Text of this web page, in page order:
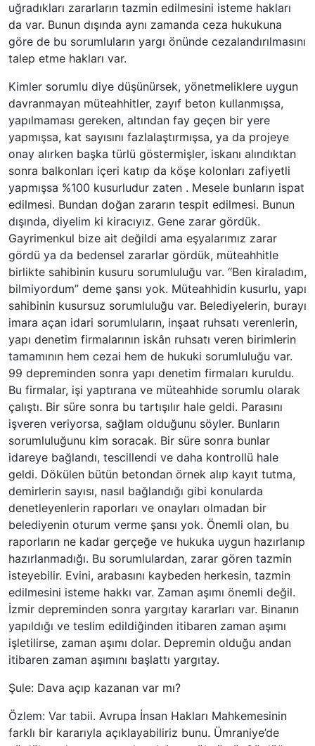
uğradıkları zararların tazmin edilmesini isteme hakları
da var. Bunun dışında aynı zamanda ceza hukukuna
göre de bu sorumluların yargı önünde cezalandırılmasını
talep etme hakları var.
Kimler sorumlu diye düşünürsek, yönetmeliklere uygun
davranmayan müteahhitler, zayıf beton kullanmışsa,
yapılmaması gereken, altından fay geçen bir yere
yapmışsa, kat sayısını fazlalaştırmışsa, ya da projeye
onay alırken başka türlü göstermişler, iskanı alındıktan
sonra balkonları içeri katıp da köşe kolonları zafiyetli
yapmışsa %100 kusurludur zaten . Mesele bunların ispat
edilmesi. Bundan doğan zararın tespit edilmesi. Bunun
dışında, diyelim ki kiracıyız. Gene zarar gördük.
Gayrimenkul bize ait değildi ama eşyalarımız zarar
gördü ya da bedensel zararlar gördük, müteahhitle
birlikte sahibinin kusuru sorumluluğu var. “Ben kiraladım,
bilmiyordum” deme şansı yok. Müteahhidin kusurlu, yapı
sahibinin kusursuz sorumluluğu var. Belediyelerin, burayı
imara açan idari sorumluların, inşaat ruhsatı verenlerin,
yapı denetim firmalarının iskân ruhsatı veren birimlerin
tamamının hem cezai hem de hukuki sorumluluğu var.
99 depreminden sonra yapı denetim firmaları kuruldu.
Bu firmalar, işi yaptırana ve müteahhide sorumlu olarak
çalıştı. Bir süre sonra bu tartışılır hale geldi. Parasını
işveren veriyorsa, sağlam olduğunu söyler. Bunların
sorumluluğunu kim soracak. Bir süre sonra bunlar
idareye bağlandı, tescillendi ve daha kontrollü hale
geldi. Dökülen bütün betondan örnek alıp kayıt tutma,
demirlerin sayısı, nasıl bağlandığı gibi konularda
denetleyenlerin raporları ve onayları olmadan bir
belediyenin oturum verme şansı yok. Önemli olan, bu
raporların ne kadar gerçeğe ve hukuka uygun hazırlanıp
hazırlanmadığı. Bu sorumlulardan, zarar gören tazmin
isteyebilir. Evini, arabasını kaybeden herkesin, tazmin
edilmesini isteme hakkı var. Zaman aşımı önemli değil.
İzmir depreminden sonra yargıtay kararları var. Binanın
yapıldığı ve teslim edildiğinden itibaren zaman aşımı
işletilirse, zaman aşımı dolar. Depremin olduğu andan
itibaren zaman aşımını başlattı yargıtay.
Şule: Dava açıp kazanan var mı?
Özlem: Var tabii. Avrupa İnsan Hakları Mahkemesinin
farklı bir kararıyla açıklayabiliriz bunu. Ümraniye’de